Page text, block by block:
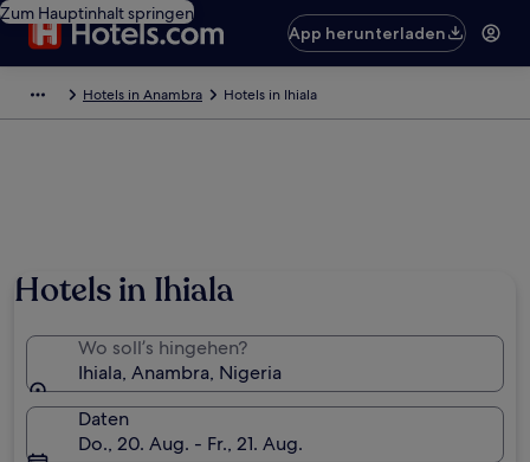
Zum Hauptinhalt springen
App herunterladen
Hotels in Anambra Hotels in Ihiala
Hotels in Ihiala
Wo soll’s hingehen?
Ihiala, Anambra, Nigeria
Daten
Do., 20. Aug. - Fr., 21. Aug.